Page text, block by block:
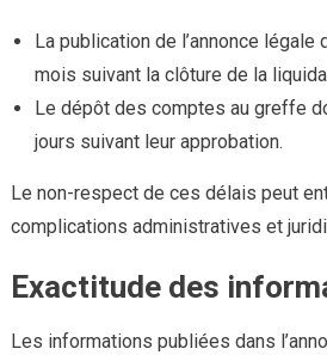
La publication de l’annonce
mois suivant la clôture de la
Le dépôt des comptes au greffe
jours suivant leur approbation.
Le non-respect de ces délais peut
complications administratives et
Exactitude des
Les informations publiées dans